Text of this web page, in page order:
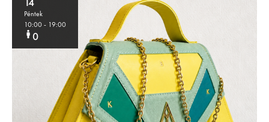
Péntek
10:00- 19:00
0